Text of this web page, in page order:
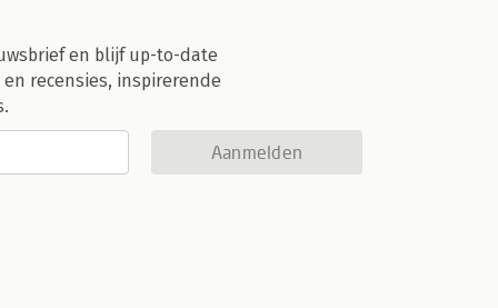
en blijf up-to-date
recensies, inspirerende
Aanmelden